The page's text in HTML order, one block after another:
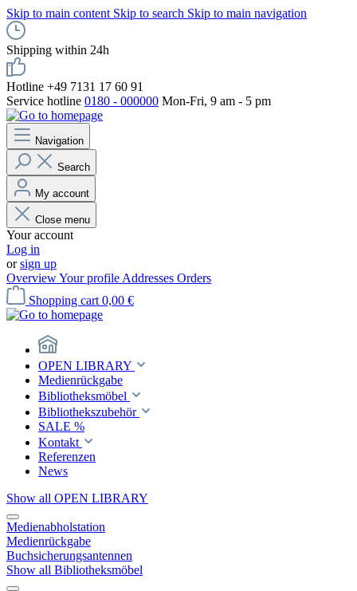
Skip to main content Skip to search Skip to main navigation
Shipping within 24h
Hotline +49 7131 17 60 91
Service hotline 0180 - 000000 Mon-Fri, 9 am - 5 pm
Navigation
Search
My account
Close menu
Your account
Log in
orsign up
OverviewYour profile Addresses Orders
Shopping cart 0,00 €
OPEN LIBRARY
Medienrückgabe
Bibliotheksmöbel
Bibliothekszubehör
SALE %
Kontakt
Referenzen
News
Show all OPEN LIBRARY
Medienabholstation
Medienrückgabe
Buchsicherungsantennen
Show all Bibliotheksmöbel